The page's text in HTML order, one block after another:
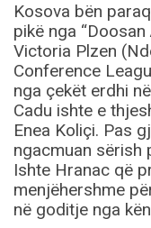
Kosova bën
pikë nga
Victoria Plzen
Conference
nga çekët erdhi
Cadu ishte e
Enea Koliçi. Pas
ngacmuan sërish
Ishte Hranac që
menjëhershme
në goditje nga